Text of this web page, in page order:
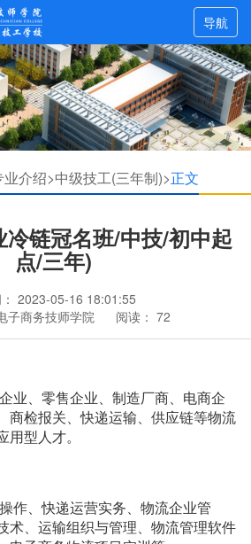
导航
业介绍>中级技工(三年制)>正文
链冠名班/中技/初中起
点/三年)
2023-05-16 18:01:55
子商务技师学院 阅读： 72
业、零售企业、制造厂商、电商企
商检报关、快递运输、供应链等物流
型人才。
作、快递运营实务、物流企业管
术、运输组织与管理、物流管理软件